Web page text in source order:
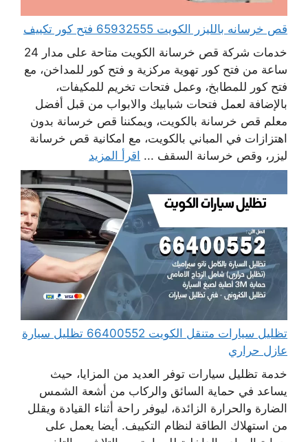
قص خرسانه بالليزر الكويت 65932555 فتح كور تكييف
خدمات شركة قص خرسانة الكويت متاحة على مدار 24
ساعة من فتح كور تهوية مركزية و فتح كور للمداخن، مع
فتح كور للمطابخ، وعمل فتحات تخريم للمكيفات،
بالإضافة لعمل فتحات شبابيك والابواب من قبل أفضل
معلم قص خرسانة بالكويت، ويمكننا قص خرسانة بدون
اهتزازات في المباني بالكويت، مع امكانية قص خرسانة
ليزر، وقص خرسانة السقف ... اقرأ المزيد
تظليل سيارات متنقل الكويت 66400552 تظليل سيارة
عازل حراري
خدمة تظليل سيارات توفر العديد من المزايا، حيث
يساعد في حماية السائق والركاب من أشعة الشمس
الضارة والحرارة الزائدة، ليوفر راحة أثناء القيادة ويقلل
من استهلاك الطاقة لنظام التكييف. أيضا يعمل على